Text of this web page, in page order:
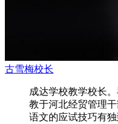
古雪梅校长
成达学校教学校长
教于河北经贸管理
语文的应试技巧有